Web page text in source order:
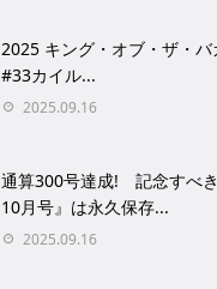
2025 キング・オブ・ザ・バ
#33カイル...
2025.09.16
通算300号達成! 記念すべ
10月号』は永久保存...
2025.09.16